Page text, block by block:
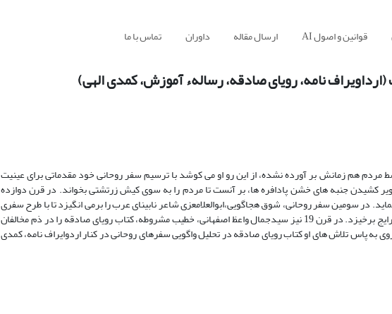
قوانین و اصول AI ارسال مقاله داوران تماس با ما
نامه، رویای صادقه، رسالهء آموزش، کمدی الهی)
مردم هم زمانش بر آورده نشده، از این رو او می کوشد با ترسیم سفر روحانی خود مقدماتی برای عینیت
کشیدن جنبه های خشن پادافره ها، بر آنست تا مردم را به سوی کیش زرتشتی بخواند. در قرن دوازده
در سومین سفر روحانی، شوق هجاگویی،ابوالعلامعزی شاعر نابینای عرب را برمی انگیزد تا با طرح سفری
روحانی به جهانی دیگرو تصویر شوخ گین پادافره ها به مقابله با باورهای رایج برخیزد. در قرن 19 نیز سیدجمال واعظ اصفهانی، خطیب مشروطه، کتاب رویای صادقه را در ذم مخالفان
پاس تلاش های او کتاب رویای صادقه در تحلیل واگویی سفرهای روحانی در کنار اردوایراف نامه، کمدی